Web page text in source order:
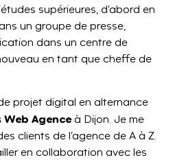
supérieures, d’abord en
un groupe de presse,
dans un centre de
en tant que cheffe de
projet digital en alternance
Web Agenceà Dijon. Je me
clients de l’agence de A à Z.
en collaboration avec les